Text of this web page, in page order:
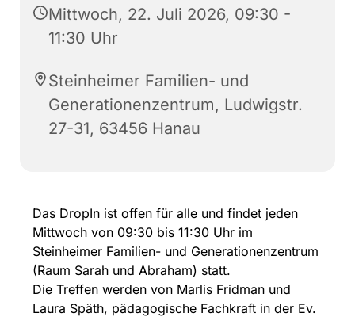
Mittwoch, 22. Juli 2026, 09:30 -
11:30 Uhr
Steinheimer Familien- und
Generationenzentrum, Ludwigstr.
27-31, 63456 Hanau
Das DropIn ist offen für alle und findet jeden
Mittwoch von 09:30 bis 11:30 Uhr im
Steinheimer Familien- und Generationenzentrum
(Raum Sarah und Abraham) statt.
Die Treffen werden von Marlis Fridman und
Laura Späth, pädagogische Fachkraft in der Ev.